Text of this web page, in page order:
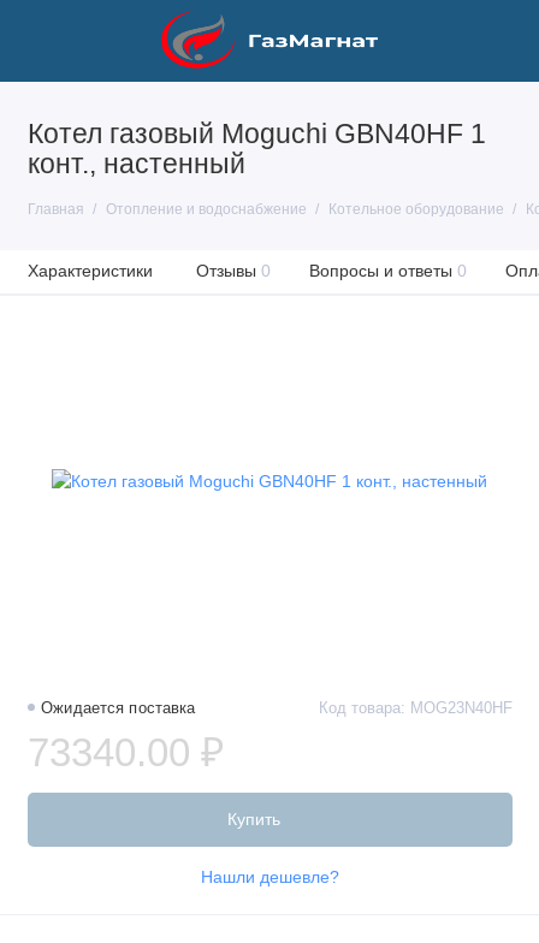
Котел газовый Moguchi GBN40НF 1
конт., настенный
Главная Отопление и водоснабжение Котельное оборудование
Характеристики Отзывы 0 Вопросы и ответы 0
Ожидается поставка Код товара: MOG23N40HF
73340.00 ₽
Купить
Нашли дешевле?